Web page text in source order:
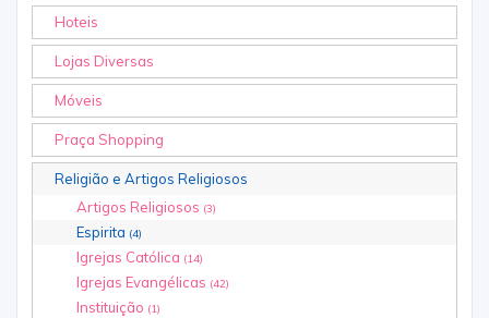
Hoteis
Lojas Diversas
Móveis
Praça Shopping
Religião e Artigos Religiosos
Artigos Religiosos (3)
Espirita (4)
Igrejas Católica (14)
Igrejas Evangélicas (42)
Instituição (1)